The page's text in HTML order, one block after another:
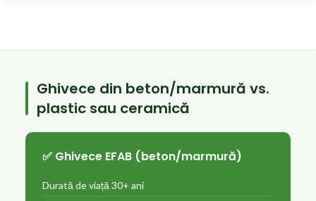
Ghivece din beton/marmură vs.
plastic sau ceramică
✅ Ghivece EFAB (beton/marmură)
Durată de viață 30+ ani